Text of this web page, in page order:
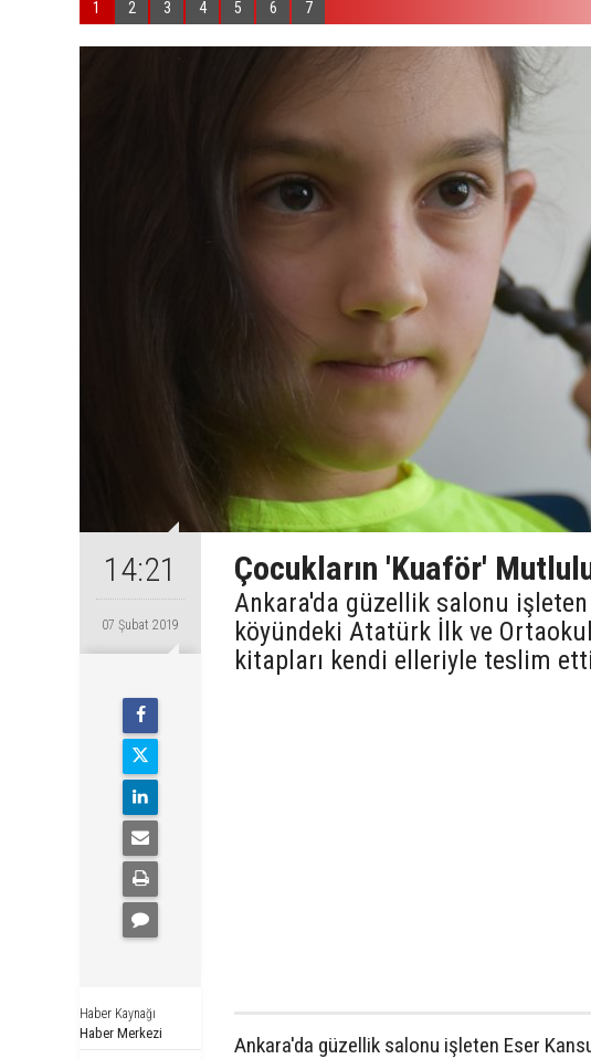
1 2 3 4 5 6 7
14:21
07 Şubat 2019
Haber Kaynağı
Haber Merkezi
Çocukların 'Kuaför'
Ankara'da güzellik salonu işleten
köyündeki Atatürk İlk ve
kitapları kendi elleriyle teslim
Ankara'da güzellik salonu işleten Eser